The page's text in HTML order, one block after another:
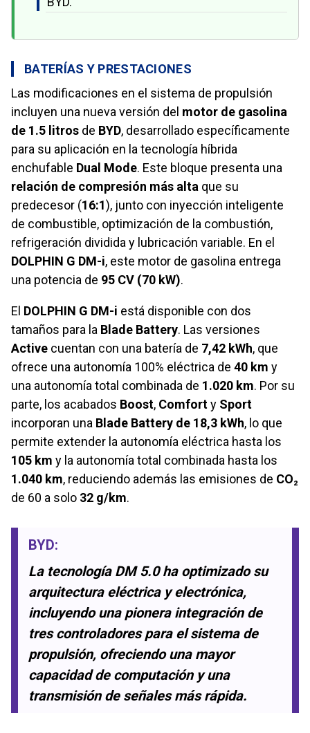
BATERÍAS Y PRESTACIONES
Las modificaciones en el sistema de propulsión
incluyen una nueva versión del motor de gasolina
de 1.5 litros de BYD, desarrollado específicamente
para su aplicación en la tecnología híbrida
enchufable Dual Mode. Este bloque presenta una
relación de compresión más alta que su
predecesor (16:1), junto con inyección inteligente
de combustible, optimización de la combustión,
refrigeración dividida y lubricación variable. En el
DOLPHIN G DM-i, este motor de gasolina entrega
una potencia de 95 CV (70 kW).
El DOLPHIN G DM-i está disponible con dos
tamaños para la Blade Battery. Las versiones
Active cuentan con una batería de 7,42 kWh, que
ofrece una autonomía 100% eléctrica de 40 km y
una autonomía total combinada de 1.020 km. Por su
parte, los acabados Boost, Comforty Sport
incorporan una Blade Battery de 18,3 kWh, lo que
permite extender la autonomía eléctrica hasta los
105 km y la autonomía total combinada hasta los
1.040 km, reduciendo además las emisiones de CO₂
de 60 a solo 32 g/km.
BYD:
La tecnología DM 5.0 ha optimizado su
arquitectura eléctrica y electrónica,
incluyendo una pionera integración de
tres controladores para el sistema de
propulsión, ofreciendo una mayor
capacidad de computación y una
transmisión de señales más rápida.